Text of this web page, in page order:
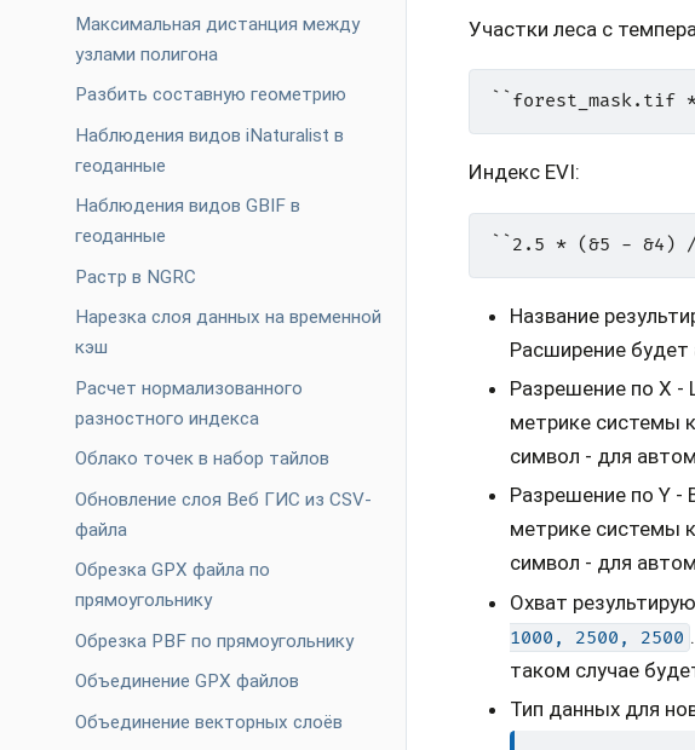
Максимальная дистанция между
узлами полигона
Разбить составную геометрию
Наблюдения видов iNaturalist в
геоданные
Наблюдения видов GBIF в
геоданные
Растр в NGRC
Нарезка слоя данных на временной
кэш
Расчет нормализованного
разностного индекса
Облако точек в набор тайлов
Обновление слоя Веб ГИС из CSV-
файла
Обрезка GPX файла по
прямоугольнику
Обрезка PBF по прямоугольнику
Объединение GPX файлов
Объединение векторных слоёв
Участки леса с
Индекс EVI:
Название
Расширение будет
Разрешение по X -
метрике системы
символ - для
Разрешение по Y -
метрике системы
символ - для
Охват
1000,
2500, 2500
таком случае
Тип данных для